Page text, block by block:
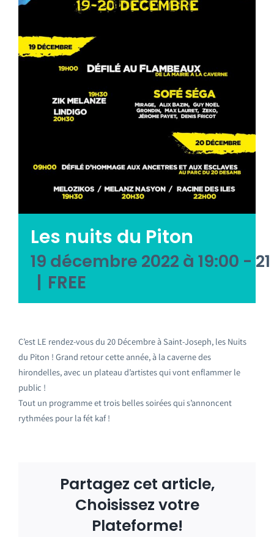
Contact
Les nuits du Piton
19 décembre 2022 à 19:00 -
| FREE
C’est LE rendez-vous du 20 Décembre à Saint-Joseph, les Nuits
du Piton ! Grand retour cette année, à la caverne des
hirondelles, avec un plateau d’artistes qui vont enflammer le
public !
Tout un programme et trois belles soirées qui s’annoncent
rythmées pour la fét kaf !
Partagez cet article,
Choisissez votre
Plateforme!